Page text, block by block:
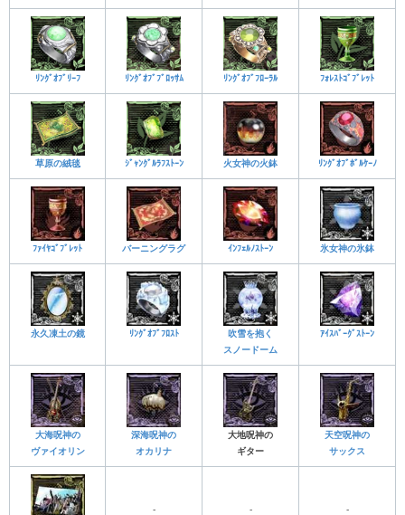
ﾘﾝｸﾞｵﾌﾞﾘｰﾌ ﾘﾝｸﾞｵﾌﾞﾌﾞﾛｯｻﾑ ﾘﾝｸﾞｵﾌﾞﾌﾛｰﾗﾙ ﾌｫﾚｽﾄｺﾞﾌﾞﾚｯﾄ
草原の絨毯 ｼﾞｬﾝｸﾞﾙﾗﾌｽﾄｰﾝ 火女神の火鉢 ﾘﾝｸﾞｵﾌﾞﾎﾞﾙｹｰﾉ
ﾌｧｲﾔｺﾞﾌﾞﾚｯﾄ バーニングラグ ｲﾝﾌｪﾙﾉｽﾄｰﾝ 氷女神の氷鉢
永久凍土の鏡 ﾘﾝｸﾞｵﾌﾞﾌﾛｽﾄ
吹雪を抱く
スノードーム
ｱｲｽﾊﾞｰｸﾞｽﾄｰﾝ
大海呪神の
ヴァイオリン
深海呪神の
オカリナ
大地呪神の
ギター
天空呪神の
サックス
- - -